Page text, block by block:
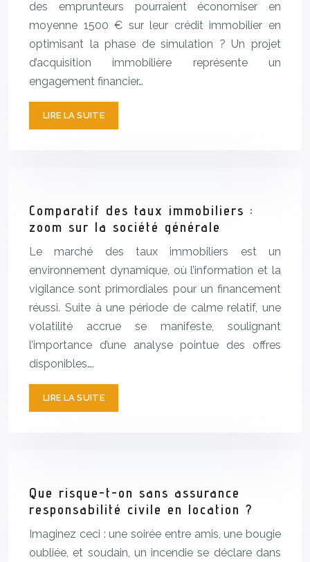
des emprunteurs pourraient économiser en
moyenne 1500 € sur leur crédit immobilier en
optimisant la phase de simulation ? Un projet
d’acquisition immobilière représente un
engagement financier…
LIRE LA SUITE
Comparatif des taux immobiliers :
zoom sur la société générale
Le marché des taux immobiliers est un
environnement dynamique, où l’information et la
vigilance sont primordiales pour un financement
réussi. Suite à une période de calme relatif, une
volatilité accrue se manifeste, soulignant
l’importance d’une analyse pointue des offres
disponibles….
LIRE LA SUITE
Que risque-t-on sans assurance
responsabilité civile en location ?
Imaginez ceci : une soirée entre amis, une bougie
oubliée, et soudain, un incendie se déclare dans